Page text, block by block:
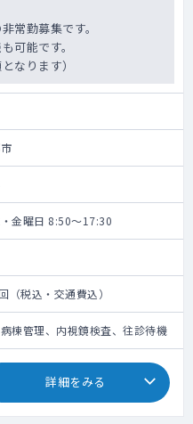
常勤募集です。
可能です。
なります）
金曜日 8:50～17:30
（税込・交通費込）
棟管理、内視鏡検査、往診待機
詳細をみる